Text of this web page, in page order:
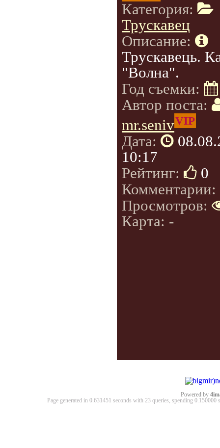
Категория:
Трускавец
Описание:
Трускавець.
"Волна".
Год съемки:
Автор поста:
mr.senivVIP
Дата:
10:17
Рейтинг:
0
Комментарии:
Просмотров:
Карта: -
Powered by
Page generated in 0.631451 seconds with 23 queries, spending